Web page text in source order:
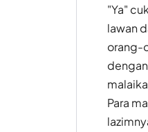
"Ya"
lawan
orang-
Para